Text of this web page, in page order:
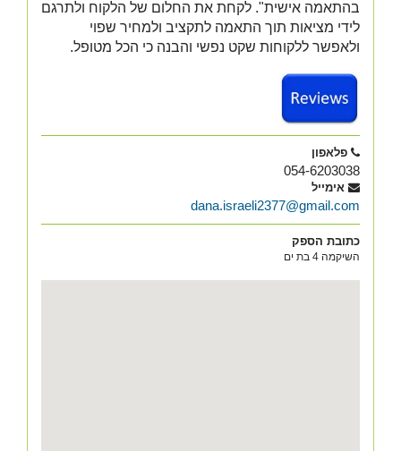
בהתאמה אישית". לקחת את החלום של הלקוח ולתרגם
לידי מציאות תוך התאמה לתקציב ולמחיר שפוי
ולאפשר ללקוחות שקט נפשי והבנה כי הכל מטופל.
פלאפון
054-6203038
אימייל
dana.israeli2377@gmail.com
כתובת הספק
השיקמה 4 בת ים